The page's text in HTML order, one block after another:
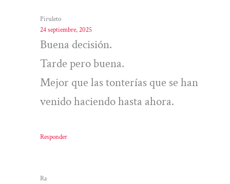
Piruleto
24 septiembre, 2025
Buena decisión.
Tarde pero buena.
Mejor que las tonterías que se han
venido haciendo hasta ahora.
Responder
Ra